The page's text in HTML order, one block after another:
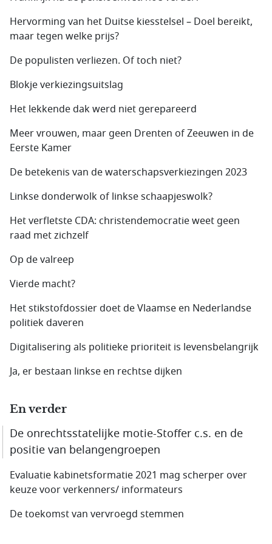
Hervorming van het Duitse kiesstelsel – Doel bereikt,
maar tegen welke prijs?
De populisten verliezen. Of toch niet?
Blokje verkiezingsuitslag
Het lekkende dak werd niet gerepareerd
Meer vrouwen, maar geen Drenten of Zeeuwen in de
Eerste Kamer
De betekenis van de waterschapsverkiezingen 2023
Linkse donderwolk of linkse schaapjeswolk?
Het verfletste CDA: christendemocratie weet geen
raad met zichzelf
Op de valreep
Vierde macht?
Het stikstofdossier doet de Vlaamse en Nederlandse
politiek daveren
Digitalisering als politieke prioriteit is levensbelangrijk
Ja, er bestaan linkse en rechtse dijken
En verder
De onrechtsstatelijke motie-Stoffer c.s. en de
positie van belangengroepen
Evaluatie kabinetsformatie 2021 mag scherper over
keuze voor verkenners/ informateurs
De toekomst van vervroegd stemmen